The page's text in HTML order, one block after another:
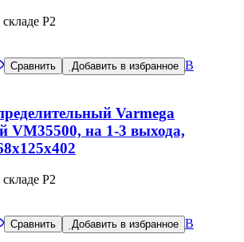
Р2
Сравнить Добавить в избранное В
Varmega
VM35500, на 1-3 выхода,
Р2
Сравнить Добавить в избранное В